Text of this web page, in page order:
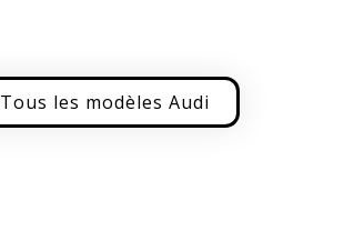
Tous les modèles Audi